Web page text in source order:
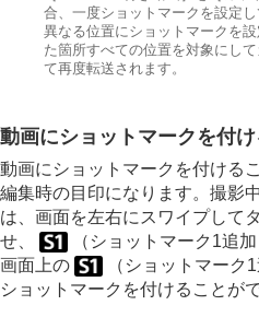
合、一度ショットマークを設定
異なる位置にショットマークを
た箇所すべての位置を対象にし
て再度転送されます。
動画にショットマークを付
動画にショットマークを付ける
編集時の目印になります。撮影
は、画面を左右にスワイプして
せ、
（ショットマーク1追
画面上の
（ショットマーク
ショットマークを付けることが